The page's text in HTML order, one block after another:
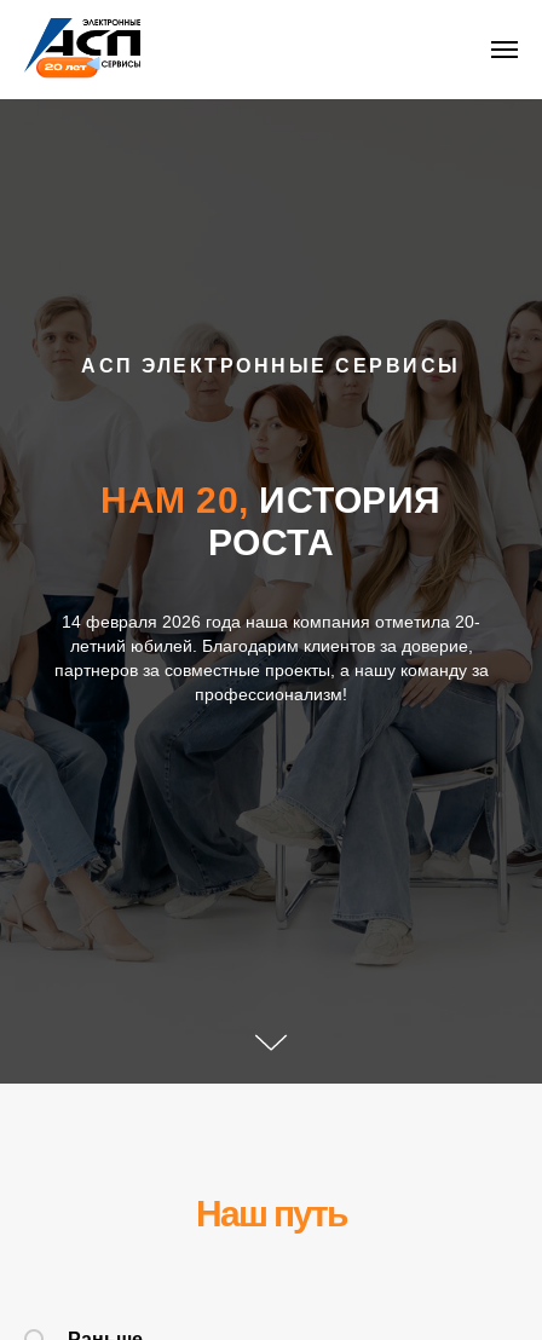
АСП ЭЛЕКТРОННЫЕ СЕРВИСЫ
НАМ 20, ИСТОРИЯ
РОСТА
14 февраля 2026 года наша компания отметила 20-
летний юбилей. Благодарим клиентов за доверие,
партнеров за совместные проекты, а нашу команду за
профессионализм!
Наш путь